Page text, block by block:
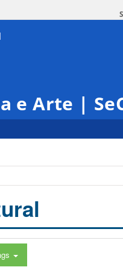
e Arte |